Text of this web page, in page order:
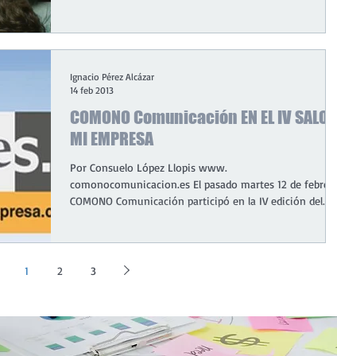
COMONO Comunicación EN EL IV SALON
MI EMPRESA
Por Consuelo López Llopis www.
comonocomunicacion.es El pasado martes 12 de
COMONO Comunicación participó en la IV edición del...
Ignacio Pérez Alcázar
14 feb 2013
1 2 3